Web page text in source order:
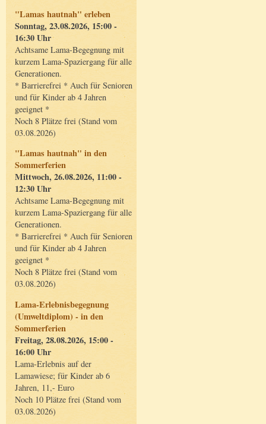
"Lamas hautnah" erleben
Sonntag, 23.08.2026, 15:00 -
16:30 Uhr
Achtsame Lama-Begegnung mit
kurzem Lama-Spaziergang für alle
Generationen.
* Barrierefrei * Auch für Senioren
und für Kinder ab 4 Jahren
geeignet *
Noch 8 Plätze frei (Stand vom
03.08.2026)
"Lamas hautnah" in den
Sommerferien
Mittwoch, 26.08.2026, 11:00 -
12:30 Uhr
Achtsame Lama-Begegnung mit
kurzem Lama-Spaziergang für alle
Generationen.
* Barrierefrei * Auch für Senioren
und für Kinder ab 4 Jahren
geeignet *
Noch 8 Plätze frei (Stand vom
03.08.2026)
Lama-Erlebnisbegegnung
(Umweltdiplom) - in den
Sommerferien
Freitag, 28.08.2026, 15:00 -
16:00 Uhr
Lama-Erlebnis auf der
Lamawiese; für Kinder ab 6
Jahren, 11,- Euro
Noch 10 Plätze frei (Stand vom
03.08.2026)